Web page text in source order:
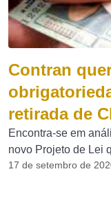
Contran
retirada de
Encontra-se em
novo Projeto de Lei
17 de setembro de